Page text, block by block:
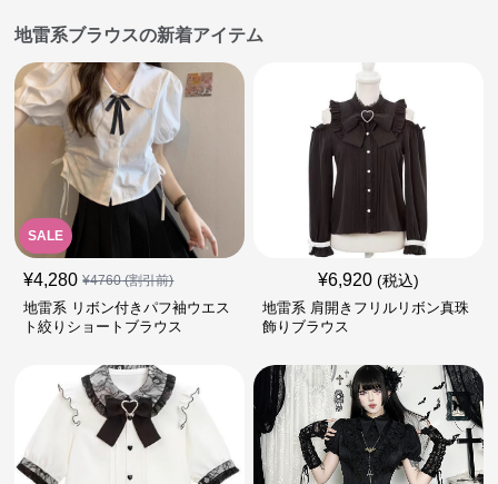
地雷系ブラウスの新着アイテム
SALE
¥4,280 ¥4760(割引前)
地雷系 リボン付きパフ袖ウエス
ト絞りショートブラウス
¥6,920 (税込)
地雷系 肩開きフリルリボン真珠
飾りブラウス